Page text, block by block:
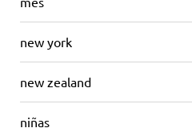
new york
new zealand
niñas